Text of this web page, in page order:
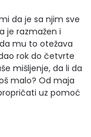
da je sa njim sve
je razmažen i
mu to otežava
rok do četvrte
mišljenje, da li da
malo? Od maja
uz pomoć